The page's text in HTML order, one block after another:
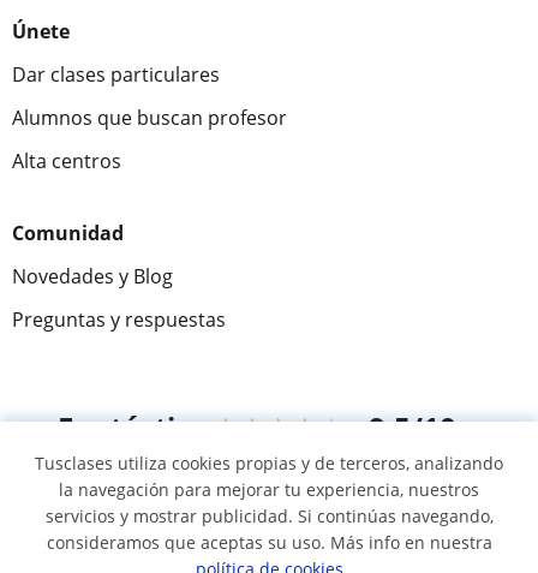
Únete
Dar clases particulares
Alumnos que buscan profesor
Alta centros
Comunidad
Novedades y Blog
Preguntas y respuestas
Fantástica★★★★★ 9,5/10
305994 opiniones de alumnos
© 2007 - 2026 Tusclases.pe
Tusclases utiliza cookies propias y de terceros, analizando
la navegación para mejorar tu experiencia, nuestros
servicios y mostrar publicidad. Si continúas navegando,
consideramos que aceptas su uso. Más info en nuestra